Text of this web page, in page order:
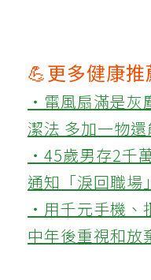
💪更多健康推
‧電風扇滿是灰
潔法 多加一物
‧45歲男存2千
通知「淚回職場
‧用千元手機、
中年後重視和放